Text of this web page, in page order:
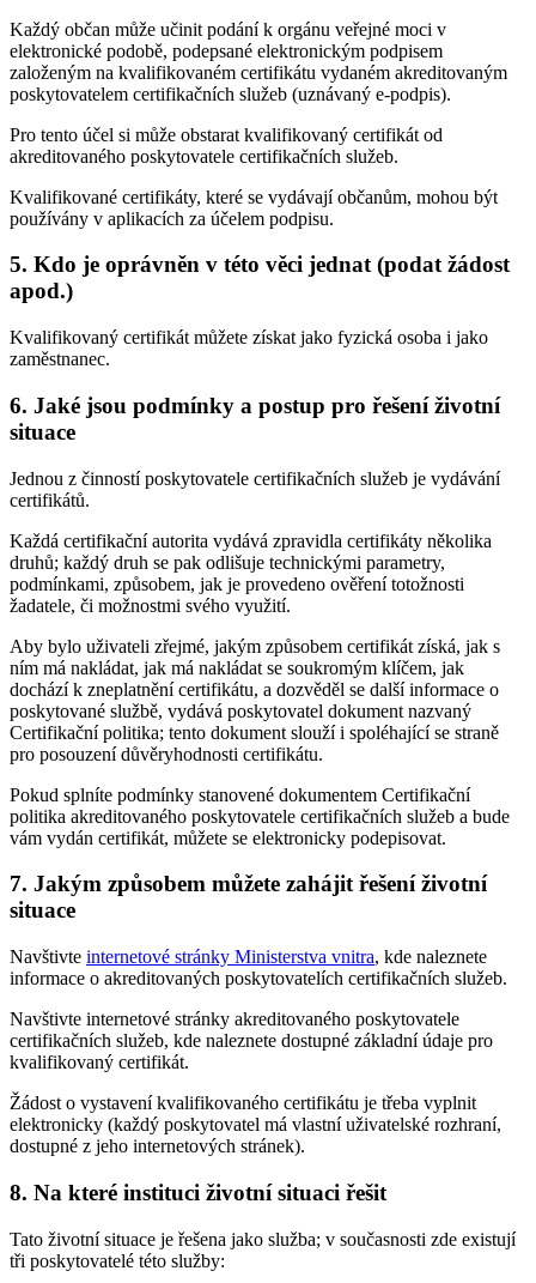
Každý občan může učinit podání k orgánu veřejné moci v
elektronické podobě, podepsané elektronickým podpisem
založeným na kvalifikovaném certifikátu vydaném akreditovaným
poskytovatelem certifikačních služeb (uznávaný e-podpis).
Pro tento účel si může obstarat kvalifikovaný certifikát od
akreditovaného poskytovatele certifikačních služeb.
Kvalifikované certifikáty, které se vydávají občanům, mohou být
používány v aplikacích za účelem podpisu.
5. Kdo je oprávněn v této věci jednat (podat žádost
apod.)
Kvalifikovaný certifikát můžete získat jako fyzická osoba i jako
zaměstnanec.
6. Jaké jsou podmínky a postup pro řešení životní
situace
Jednou z činností poskytovatele certifikačních služeb je vydávání
certifikátů.
Každá certifikační autorita vydává zpravidla certifikáty několika
druhů; každý druh se pak odlišuje technickými parametry,
podmínkami, způsobem, jak je provedeno ověření totožnosti
žadatele, či možnostmi svého využití.
Aby bylo uživateli zřejmé, jakým způsobem certifikát získá, jak s
ním má nakládat, jak má nakládat se soukromým klíčem, jak
dochází k zneplatnění certifikátu, a dozvěděl se další informace o
poskytované službě, vydává poskytovatel dokument nazvaný
Certifikační politika; tento dokument slouží i spoléhající se straně
pro posouzení důvěryhodnosti certifikátu.
Pokud splníte podmínky stanovené dokumentem Certifikační
politika akreditovaného poskytovatele certifikačních služeb a bude
vám vydán certifikát, můžete se elektronicky podepisovat.
7. Jakým způsobem můžete zahájit řešení životní
situace
Navštivte internetové stránky Ministerstva vnitra, kde naleznete
informace o akreditovaných poskytovatelích certifikačních služeb.
Navštivte internetové stránky akreditovaného poskytovatele
certifikačních služeb, kde naleznete dostupné základní údaje pro
kvalifikovaný certifikát.
Žádost o vystavení kvalifikovaného certifikátu je třeba vyplnit
elektronicky (každý poskytovatel má vlastní uživatelské rozhraní,
dostupné z jeho internetových stránek).
8. Na které instituci životní situaci řešit
Tato životní situace je řešena jako služba; v současnosti zde existují
tři poskytovatelé této služby: